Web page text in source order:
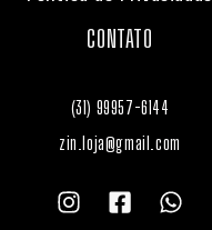
CONTATO
(31) 99957-6144
zin.loja@gmail.com